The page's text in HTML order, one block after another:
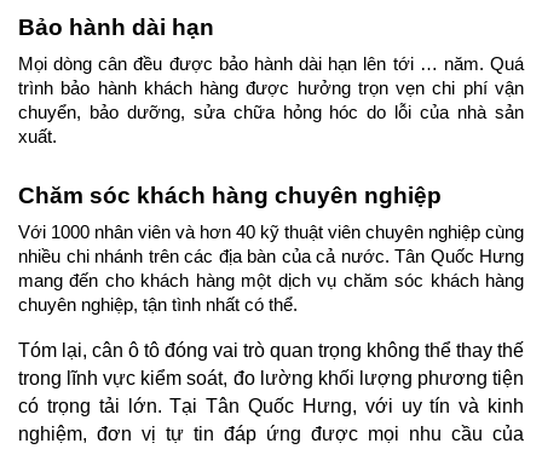
Bảo hành dài hạn
Mọi dòng cân đều được bảo hành dài hạn lên tới … năm. Quá
trình bảo hành khách hàng được hưởng trọn vẹn chi phí vận
chuyển, bảo dưỡng, sửa chữa hỏng hóc do lỗi của nhà sản
xuất.
Chăm sóc khách hàng chuyên nghiệp
Với 1000 nhân viên và hơn 40 kỹ thuật viên chuyên nghiệp cùng
nhiều chi nhánh trên các địa bàn của cả nước. Tân Quốc Hưng
mang đến cho khách hàng một dịch vụ chăm sóc khách hàng
chuyên nghiệp, tận tình nhất có thể.
Tóm lại, cân ô tô đóng vai trò quan trọng không thể thay thế
trong lĩnh vực kiểm soát, đo lường khối lượng phương tiện
có trọng tải lớn. Tại Tân Quốc Hưng, với uy tín và kinh
nghiệm, đơn vị tự tin đáp ứng được mọi nhu cầu của